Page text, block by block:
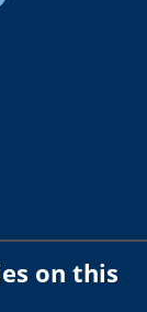
reserved.
on this